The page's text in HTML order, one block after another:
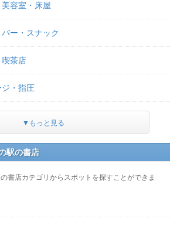
容室・床屋
ー・スナック
茶店
・指圧
▼もっと見る
駅の書店
書店カテゴリからスポットを探すことができま